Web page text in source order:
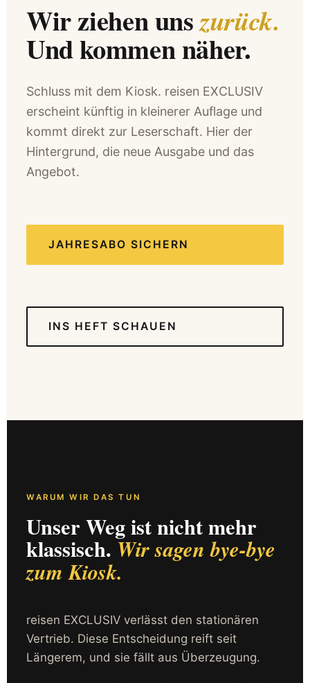
Wir ziehen unszurück.
Und kommen näher.
Schluss mit dem Kiosk. reisen EXCLUSIV
erscheint künftig in kleinerer Auflage und
kommt direkt zur Leserschaft. Hier der
Hintergrund, die neue Ausgabe und das
Angebot.
JAHRESABO SICHERN
INS HEFT SCHAUEN
WARUM WIR DAS TUN
Unser Weg ist nicht mehr
klassisch.Wir sagen bye-bye
zum Kiosk.
reisen EXCLUSIV verlässt den stationären
Vertrieb. Diese Entscheidung reift seit
Längerem, und sie fällt aus Überzeugung.